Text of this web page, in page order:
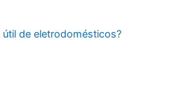
útil de eletrodomésticos?